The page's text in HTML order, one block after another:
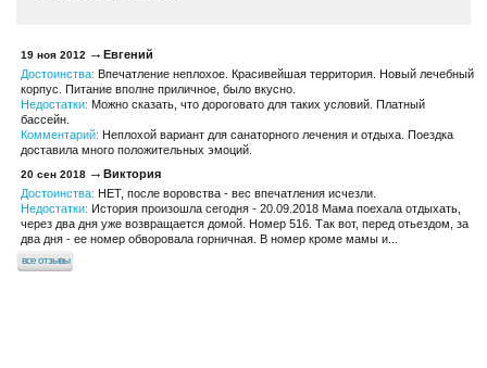
19 ноя 2012
Евгений
Достоинства: Впечатление неплохое. Красивейшая территория. Новый лечебный
корпус. Питание вполне приличное, было вкусно.
Недостатки: Можно сказать, что дороговато для таких условий. Платный
бассейн.
Комментарий: Неплохой вариант для санаторного лечения и отдыха. Поездка
доставила много положительных эмоций.
20 сен 2018
Виктория
Достоинства: НЕТ, после воровства - вес впечатления исчезли.
Недостатки: История произошла сегодня - 20.09.2018 Мама поехала отдыхать,
через два дня уже возвращается домой. Номер 516. Так вот, перед отьездом, за
два дня - ее номер обворовала горничная. В номер кроме мамы и...
все отзывы